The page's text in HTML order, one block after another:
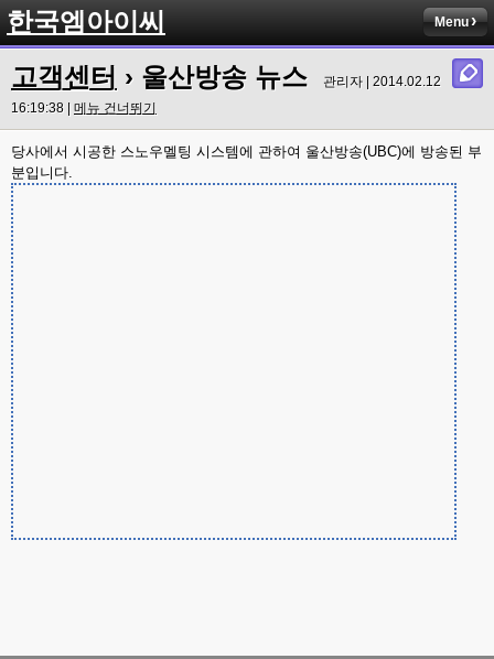
한국엠아이씨 Menu
고객센터 › 울산방송 뉴스
관리자 | 2014.02.12
16:19:38 | 메뉴 건너뛰기
당사에서 시공한 스노우멜팅 시스템에 관하여 울산방송(UBC)에 방송된 부
분입니다.